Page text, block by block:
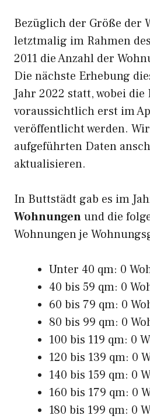
Bezüglich der Größe der
letztmalig im Rahmen
2011 die Anzahl der
Die nächste Erhebung
Jahr 2022 statt, wobei die
voraussichtlich erst im
veröffentlicht werden.
aufgeführten Daten
aktualisieren.
In Buttstädt gab es im
Wohnungenund die
Wohnungen je
Unter 40 qm: 0
40 bis 59 qm: 0
60 bis 79 qm: 0
80 bis 99 qm: 0
100 bis 119 qm: 0
120 bis 139 qm: 0
140 bis 159 qm: 0
160 bis 179 qm: 0
180 bis 199 qm: 0